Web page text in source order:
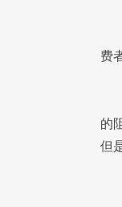
费
的
但